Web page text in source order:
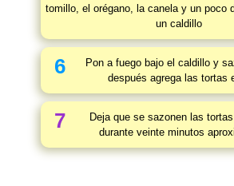
tomillo, el orégano, la canela y un poco
un caldillo
6
Pon a fuego bajo el caldillo y
después agrega las tortas
7
Deja que se sazonen las
durante veinte minutos